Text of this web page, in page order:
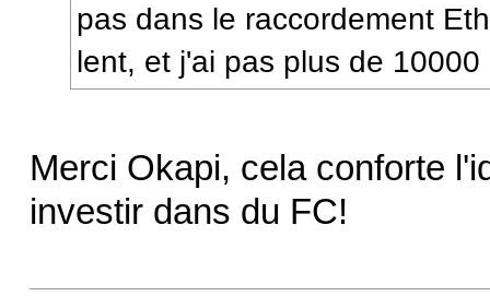
pas dans le raccordement
lent, et j'ai pas plus de
Merci Okapi, cela conforte
investir dans du FC!